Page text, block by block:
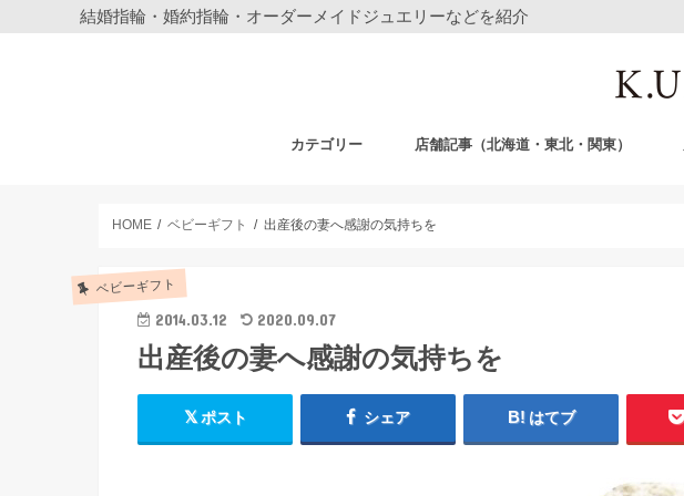
結婚指輪・婚約指輪・オーダーメイドジュエリーなどを紹介
カテゴリー 店舗記事（北海道・東北・関東）
HOME ベビーギフト 出産後の妻へ感謝の気持ちを
ベビーギフト
2014.03.12 2020.09.07
出産後の妻へ感謝の気持ちを
ポスト シェア はてブ